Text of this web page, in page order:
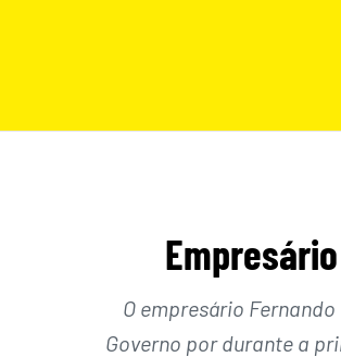
O empresário
Governo por durante a